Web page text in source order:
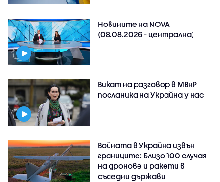
Новините на NOVA
(08.08.2026 - централна)
Викат на разговор в МВнР
посланика на Украйна у нас
Войната в Украйна извън
границите: Близо 100 случая
на дронове и ракети в
съседни държави